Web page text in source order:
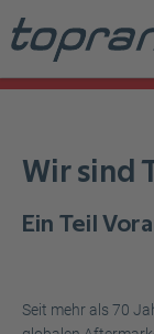
Wir sind
Ein Teil
Seit mehr als 70